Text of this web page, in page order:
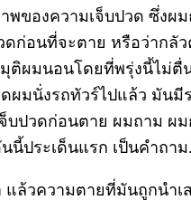
พของความเจ็บปวด ซึ่งผ
ดก่อนที่จะตาย หรือว่ากลั
ติผมนอนโดยที่พรุ่งนี้ไม่ตื่
ผมนั่งรถทัวร์ไปแล้ว มันมี
บปวดก่อนตาย ผมถาม ผ
นี้ประเด็นแรก เป็นคำถาม
ล้วความตายที่มันถูกนำเ